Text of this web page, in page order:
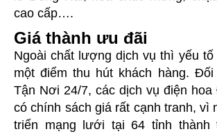
cao cấp….
Giá thành ưu đãi
Ngoài chất lượng dịch vụ thì yếu
một điểm thu hút khách hàng.
Tận Nơi 24/7, các dịch vụ điện hoa
có chính sách giá rất cạnh tranh, vì
triển mạng lưới tại 64 tỉnh thành